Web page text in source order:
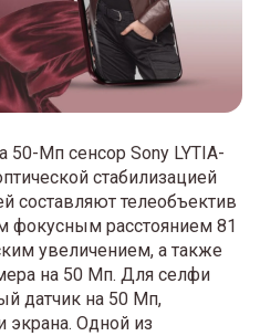
50-Мп сенсор Sony LYTIA-
стабилизацией
составляют телеобъектив
фокусным расстоянием 81
увеличением, а также
на 50 Мп. Для селфи
датчик на 50 Мп,
экрана. Одной из